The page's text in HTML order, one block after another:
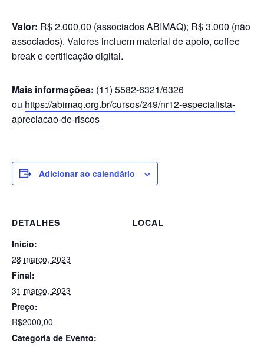
Valor: R$ 2.000,00 (associados ABIMAQ); R$ 3.000 (não
associados). Valores incluem material de apoio, coffee
break e certificação digital.
Mais informações: (11) 5582-6321/6326
ou https://abimaq.org.br/cursos/249/nr12-especialista-
apreciacao-de-riscos
Adicionar ao calendário
DETALHES
Início:
28 março, 2023
Final:
31 março, 2023
Preço:
R$2000,00
Categoria de Evento:
LOCAL